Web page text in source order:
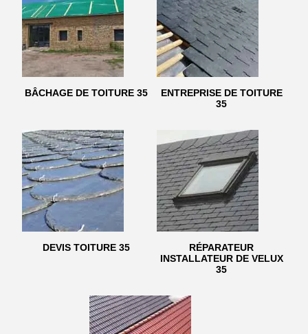
BÂCHAGE DE TOITURE 35
ENTREPRISE DE TOITURE
35
DEVIS TOITURE 35
RÉPARATEUR
INSTALLATEUR DE VELUX
35